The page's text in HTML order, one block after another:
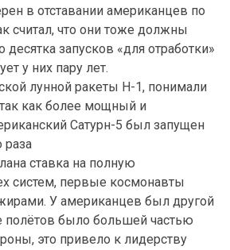
в отставании американцев по
считал, что они тоже должны
запусков «для отработки»
у них пару лет.
лунной ракеты H-1, понимали
как более мощный и
Сатурн-5 был запущен
раза
ставка на полную
систем, первые космонавты
У американцев был другой
полётов было большей частью
это привело к лидерству